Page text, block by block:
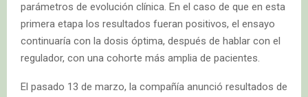
parámetros de evolución clínica. En el caso de que en esta
primera etapa los resultados fueran positivos, el ensayo
continuaría con la dosis óptima, después de hablar con el
regulador, con una cohorte más amplia de pacientes.
El pasado 13 de marzo, la compañía anunció resultados de